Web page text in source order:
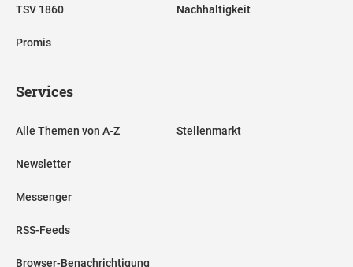
TSV 1860
Promis
Nachhaltigkeit
Services
Alle Themen von A-Z
Newsletter
Messenger
RSS-Feeds
Browser-Benachrichtigung
Stellenmarkt